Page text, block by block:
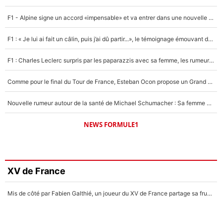
F1 - Alpine signe un accord «impensable» et va entrer dans une nouvelle dimension : Grande nouvelle pour Pierre Gasly !
F1 : « Je lui ai fait un câlin, puis j’ai dû partir...», le témoignage émouvant de Max Verstappen sur sa fille
F1 : Charles Leclerc surpris par les paparazzis avec sa femme, les rumeurs étaient vraies !
Comme pour le final du Tour de France, Esteban Ocon propose un Grand Prix de Formule 1 à Paris : «Autour de l’Arc de Triomphe, ce serait génial» !
Nouvelle rumeur autour de la santé de Michael Schumacher : Sa femme Corinna sort du silence
NEWS FORMULE1
XV de France
Mis de côté par Fabien Galthié, un joueur du XV de France partage sa frustration : «ils ne me l’ont pas dit tout de suite»